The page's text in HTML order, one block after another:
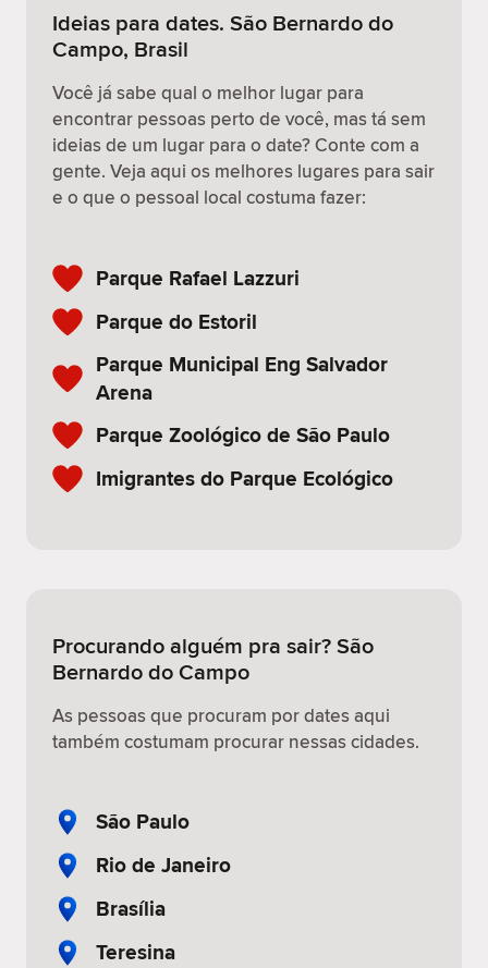
Ideias para dates. São Bernardo do
Campo, Brasil
Você já sabe qual o melhor lugar para
encontrar pessoas perto de você, mas tá sem
ideias de um lugar para o date? Conte com a
gente. Veja aqui os melhores lugares para sair
e o que o pessoal local costuma fazer:
Parque Rafael Lazzuri
Parque do Estoril
Parque Municipal Eng Salvador
Arena
Parque Zoológico de São Paulo
Imigrantes do Parque Ecológico
Procurando alguém pra sair? São
Bernardo do Campo
As pessoas que procuram por dates aqui
também costumam procurar nessas cidades.
São Paulo
Rio de Janeiro
Brasília
Teresina